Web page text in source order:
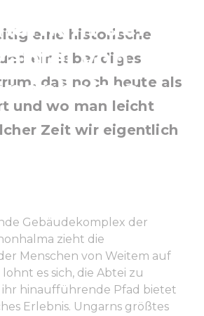
in der
von
eine historische
ein lebendiges
das noch heute als
und wo man leicht
Zeit wir eigentlich
Gebäudekomplex der
zieht die
Menschen von Weitem auf
es sich, die Abtei zu
ihr hinaufführende Pfad bietet
Erlebnis. Ungarns größtes